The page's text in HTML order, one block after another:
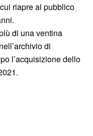
riapre al pubblico
di una ventina
di
l’acquisizione dello